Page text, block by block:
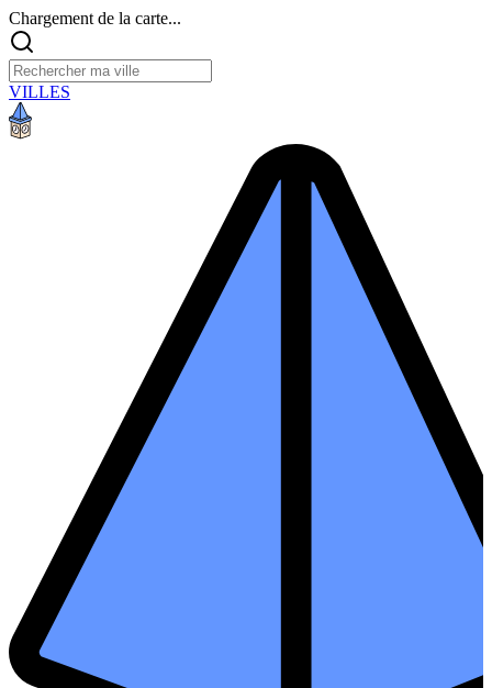
Chargement de la carte...
VILLES